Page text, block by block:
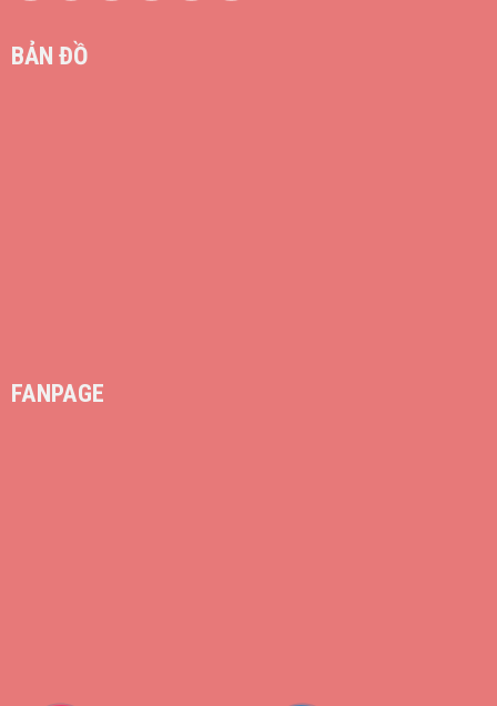
BẢN ĐỒ
FANPAGE